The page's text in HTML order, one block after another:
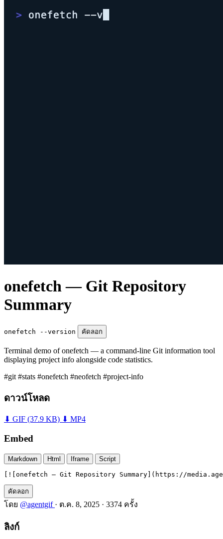
onefetch — Git Repository
Summary
onefetch --version คัดลอก
Terminal demo of onefetch — a command-line Git information tool
displaying project info alongside code statistics.
#git #stats #onefetch #neofetch #project-info
ดาวน์โหลด
⬇ GIF (37.9 KB) ⬇ MP4
Embed
Markdown Html Iframe Script
[![onefetch — Git Repository Summary](https://
คัดลอก
โดย @agentgif · ต.ค. 8, 2025 · 3374 ครั้ง
ลิงก์